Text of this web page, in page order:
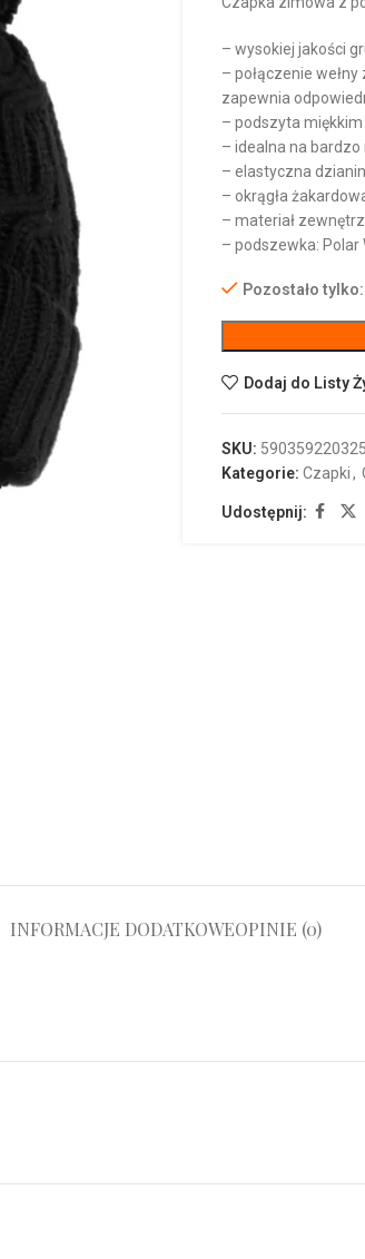
– wysokiej jakości
– połączenie
zapewnia
– podszyta
– idealna na
– elastyczna
– okrągła
– materiał
– podszewka: Polar
Pozostało tylko:
Dodaj do Listy
SKU:
Kategorie: Czapki,
Udostępnij:
INFORMACJE DODATKOWEOPINIE (0)